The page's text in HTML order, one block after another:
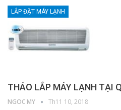
LẮP ĐẶT MÁY LẠNH
THÁO LẮP MÁY LẠNH TẠI
NGOC MY Th11 10, 2018